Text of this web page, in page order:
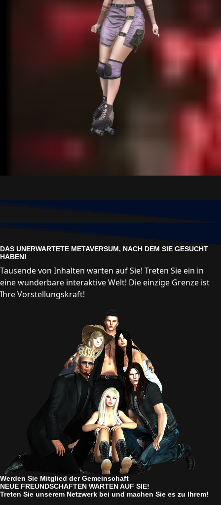
DAS UNERWARTETE METAVERSUM, NACH DEM SIE GESUCHT
HABEN!
Tausende von Inhalten warten auf Sie! Treten Sie ein in
eine wunderbare interaktive Welt! Die einzige Grenze ist
Ihre Vorstellungskraft!
Werden Sie Mitglied der Gemeinschaft
NEUE FREUNDSCHAFTEN WARTEN AUF SIE!
Treten Sie unserem Netzwerk bei und machen Sie es zu Ihrem!